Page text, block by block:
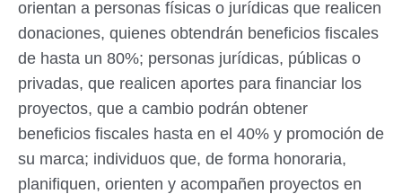
orientan a personas físicas o jurídicas que realicen
donaciones, quienes obtendrán beneficios fiscales
de hasta un 80%; personas jurídicas, públicas o
privadas, que realicen aportes para financiar los
proyectos, que a cambio podrán obtener
beneficios fiscales hasta en el 40% y promoción de
su marca; individuos que, de forma honoraria,
planifiquen, orienten y acompañen proyectos en